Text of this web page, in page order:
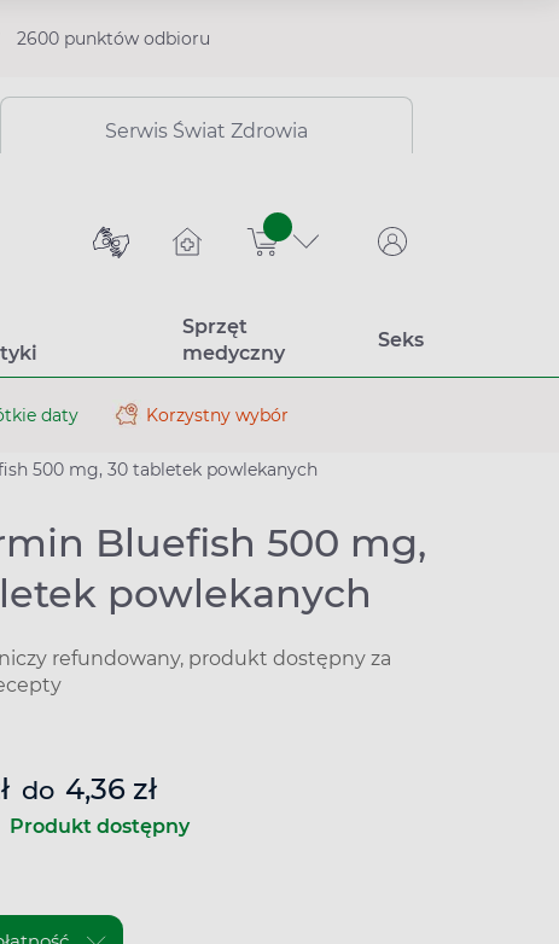
2600 punktów odbioru
Serwis Świat Zdrowia
sztuk
Sprzęt
medyczny
Seks
daty Korzystny wybór
500 mg, 30 tabletek powlekanych
Bluefish 500 mg,
powlekanych
refundowany, produkt dostępny za
do 4,36 zł
Produkt dostępny